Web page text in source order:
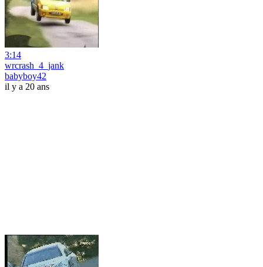
3:14
wrcrash_4_jank
babyboy42
il y a 20 ans